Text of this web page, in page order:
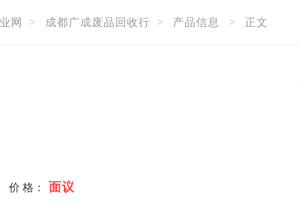
网 > 成都广成废品回收行 > 产品信息 > 正文
价 格： 面议